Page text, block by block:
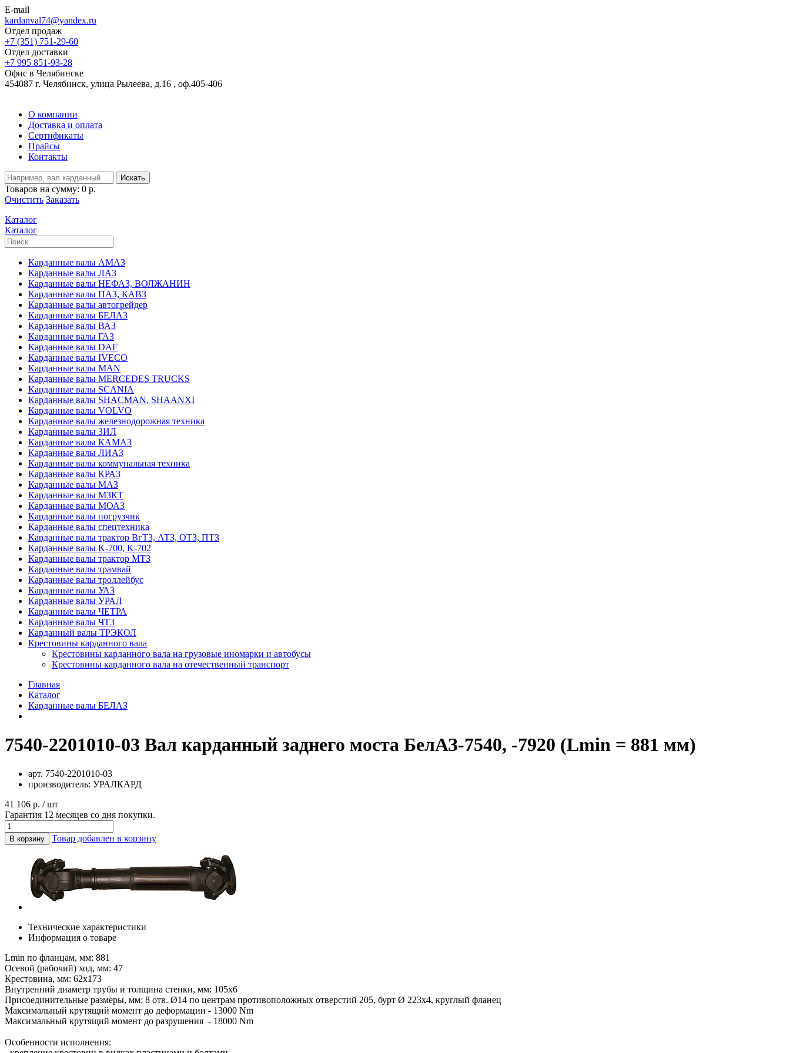
E-mail
kardanval74@yandex.ru
Отдел продаж
+7 (351) 751-29-60
Отдел доставки
+7 995 851-93-28
Офис в Челябинске
454087 г. Челябинск, улица Рылеева, д.16 , оф.405-406
О компании
Доставка и оплата
Сертификаты
Прайсы
Контакты
Искать
Товаров на сумму: 0 р.
Очистить Заказать
Каталог
Каталог
Карданные валы АМАЗ
Карданные валы ЛАЗ
Карданные валы НЕФАЗ, ВОЛЖАНИН
Карданные валы ПАЗ, КАВЗ
Карданные валы автогрейдер
Карданные валы БЕЛАЗ
Карданные валы ВАЗ
Карданные валы ГАЗ
Карданные валы DAF
Карданные валы IVECO
Карданные валы MAN
Карданные валы MERCEDES TRUCKS
Карданные валы SCANIA
Карданные валы SHACMAN, SHAANXI
Карданные валы VOLVO
Карданные валы железнодорожная техника
Карданные валы ЗИЛ
Карданные валы КАМАЗ
Карданные валы ЛИАЗ
Карданные валы коммунальная техника
Карданные валы КРАЗ
Карданные валы МАЗ
Карданные валы МЗКТ
Карданные валы МОАЗ
Карданные валы погрузчик
Карданные валы спецтехника
Карданные валы трактор ВгТЗ, АТЗ, ОТЗ, ПТЗ
Карданные валы K-700, K-702
Карданные валы трактор МТЗ
Карданные валы трамвай
Карданные валы троллейбус
Карданные валы УАЗ
Карданные валы УРАЛ
Карданные валы ЧЕТРА
Карданные валы ЧТЗ
Карданный валы ТРЭКОЛ
Крестовины карданного вала
Крестовины карданного вала на грузовые иномарки и автобусы
Крестовины карданного вала на отечественный транспорт
Главная
Каталог
Карданные валы БЕЛАЗ
7540-2201010-03 Вал карданный заднего моста БелАЗ-7540, -7920 (Lmin = 881 мм)
арт. 7540-2201010-03
производитель: УРАЛКАРД
41 106 р. / шт
Гарантия 12 месяцев со дня покупки.
В корзину Товар добавлен в корзину
Технические характеристики
Информация о товаре
Lmin по фланцам, мм: 881
Осевой (рабочий) ход, мм: 47
Крестовина, мм: 62х173
Внутренний диаметр трубы и толщина стенки, мм: 105х6
Присоединительные размеры, мм: 8 отв. Ø14 по центрам противоположных отверстий 205, бурт Ø 223х4, круглый фланец
Максимальный крутящий момент до деформации - 13000 Nm
Максимальный крутящий момент до разрушения - 18000 Nm
Особенности исполнения: